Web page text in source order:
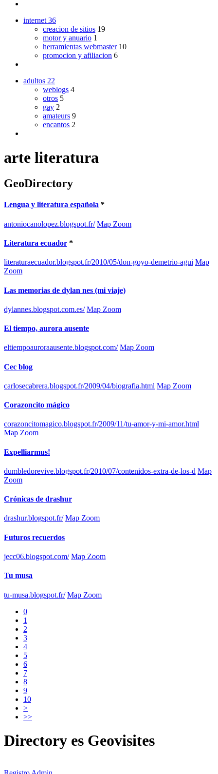
internet 36
creacion de sitios 19
motor y anuario 1
herramientas webmaster 10
promocion y afiliacion 6
adultos 22
weblogs 4
otros 5
gay 2
amateurs 9
encantos 2
arte literatura
GeoDirectory
Lengua y literatura española *
antoniocanolopez.blogspot.fr/ Map Zoom
Literatura ecuador *
literaturaecuador.blogspot.fr/2010/05/don-goyo-demetrio-agui Map
Zoom
Las memorias de dylan nes (mi viaje)
dylannes.blogspot.com.es/ Map Zoom
El tiempo, aurora ausente
eltiempoauroraausente.blogspot.com/ Map Zoom
Cec blog
carlosecabrera.blogspot.fr/2009/04/biografia.html Map Zoom
Corazoncito mágico
corazoncitomagico.blogspot.fr/2009/11/tu-amor-y-mi-amor.html
Map Zoom
Expelliarmus!
dumbledorevive.blogspot.fr/2010/07/contenidos-extra-de-los-d Map
Zoom
Crónicas de drashur
drashur.blogspot.fr/ Map Zoom
Futuros recuerdos
jecc06.blogspot.com/ Map Zoom
Tu musa
tu-musa.blogspot.fr/ Map Zoom
0
1
2
3
4
5
6
7
8
9
10
>
>>
Directory es Geovisites